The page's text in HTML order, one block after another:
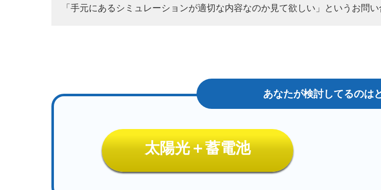
「手元にあるシミュレーションが適切な内容なのか見て欲しい」というお問い
太陽光＋蓄電池